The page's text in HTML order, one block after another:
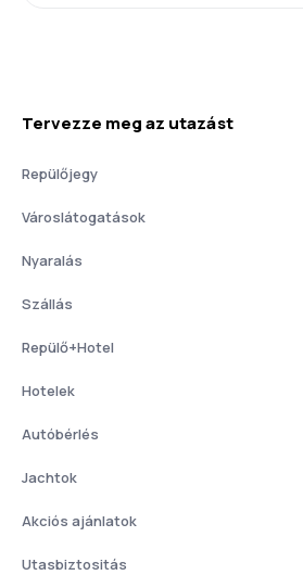
Tervezze meg az utazást
Repülőjegy
Városlátogatások
Nyaralás
Szállás
Repülő+Hotel
Hotelek
Autóbérlés
Jachtok
Akciós ajánlatok
Utasbiztositás